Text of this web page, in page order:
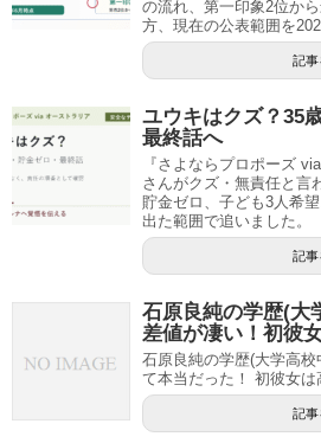
の流れ、第一印象2位か
方、現在の公表範囲を
記事
ユウキはクズ？35
最終話へ
『さよならプロポーズ
さんがクズ・無責任と言
貯金ゼロ、子ども3人希
出た範囲で追いました。
記事
石原良純の学歴(大
差値が凄い！初彼
石原良純の学歴(大学高
て本当だった！ 初彼女
記事